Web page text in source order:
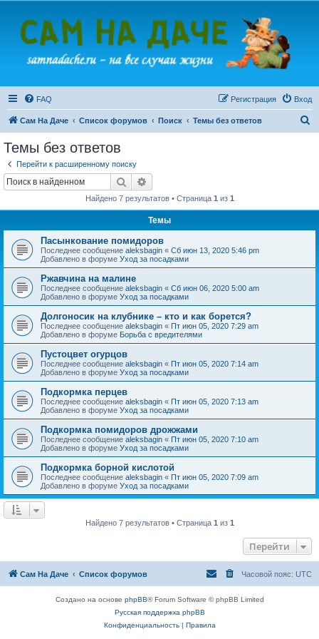
FAQ Вход
Регистрация
Сам На Даче Список форумов Поиск Темы без ответов
Темы без ответов
Перейти к расширенному поиску
Поиск
Найдено 7 результатов • Страница 1 из 1
Темы
Пасынкование помидоров
Последнее сообщение aleksbagin « Сб июн 13, 2020 5:46 pm
Добавлено в форуме Уход за посадками
Ржавчина на малине
Последнее сообщение aleksbagin « Сб июн 06, 2020 5:00 am
Добавлено в форуме Уход за посадками
Долгоносик на клубнике – кто и как борется?
Последнее сообщение aleksbagin « Пт июн 05, 2020 7:29 am
Добавлено в форуме Борьба с вредителями
Пустоцвет огурцов
Последнее сообщение aleksbagin « Пт июн 05, 2020 7:14 am
Добавлено в форуме Уход за посадками
Подкормка перцев
Последнее сообщение aleksbagin « Пт июн 05, 2020 7:13 am
Добавлено в форуме Уход за посадками
Подкормка помидоров дрожжами
Последнее сообщение aleksbagin « Пт июн 05, 2020 7:10 am
Добавлено в форуме Уход за посадками
Подкормка борной кислотой
Последнее сообщение aleksbagin « Пт июн 05, 2020 7:09 am
Добавлено в форуме Уход за посадками
Найдено 7 результатов • Страница 1 из 1
Перейти
Сам На Даче Список форумов Часовой пояс: UTC
Создано на основе phpBB® Forum Software © phpBB Limited
Русская поддержка phpBB
Конфиденциальность| Правила